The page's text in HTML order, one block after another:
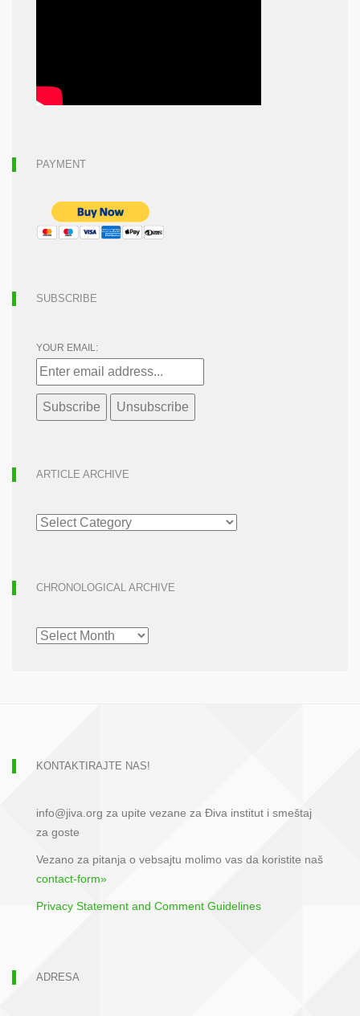
PAYMENT
SUBSCRIBE
YOUR EMAIL:
ARTICLE ARCHIVE
ARTICLE
ARCHIVE
CHRONOLOGICAL ARCHIVE
CHRONOLOGICAL
ARCHIVE
KONTAKTIRAJTE NAS!
info@jiva.org za upite vezane za Điva institut i smeštaj
za goste
Vezano za pitanja o vebsajtu molimo vas da koristite naš
contact-form»
Privacy Statement and Comment Guidelines
ADRESA